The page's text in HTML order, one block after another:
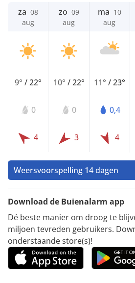
za 08
aug
9° /22°
0
4
zo 09
aug
10° /22°
0
3
ma 10
aug
11° /23°
0,4
4
Weersvoorspelling 14 dagen
Download de Buienalarm app
Dé beste manier om droog te
miljoen tevreden gebruikers.
onderstaande store(s)!